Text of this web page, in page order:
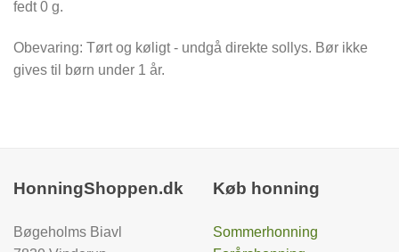
fedt 0 g.
Obevaring: Tørt og køligt - undgå direkte sollys. Bør ikke
gives til børn under 1 år.
HonningShoppen.dk
Bøgeholms Biavl
Køb honning
Sommerhonning